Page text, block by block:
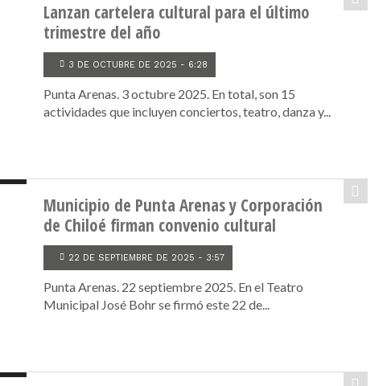
Lanzan cartelera cultural para el último
trimestre del año
3 DE OCTUBRE DE 2025 - 6:28
Punta Arenas. 3 octubre 2025. En total, son 15
actividades que incluyen conciertos, teatro, danza y...
Municipio de Punta Arenas y Corporación
de Chiloé firman convenio cultural
22 DE SEPTIEMBRE DE 2025 - 3:57
Punta Arenas. 22 septiembre 2025. En el Teatro
Municipal José Bohr se firmó este 22 de...